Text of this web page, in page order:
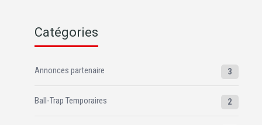
Catégories
Annonces partenaire 3
Ball-Trap Temporaires 2